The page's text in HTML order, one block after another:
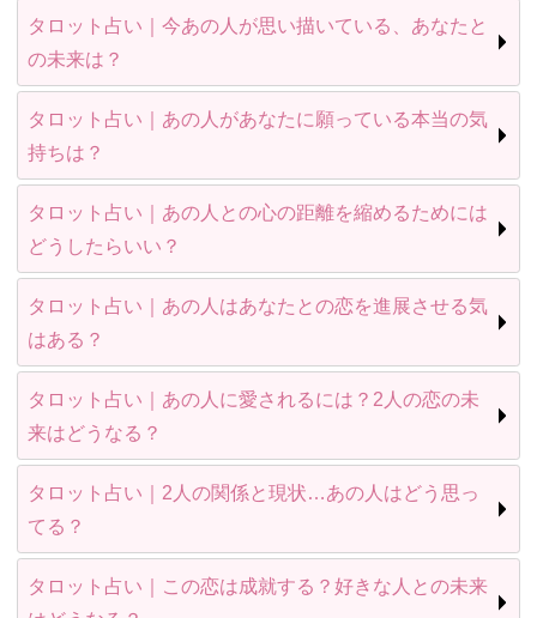
タロット占い｜今あの人が思い描いている、あなたと
の未来は？
タロット占い｜あの人があなたに願っている本当の気
持ちは？
タロット占い｜あの人との心の距離を縮めるためには
どうしたらいい？
タロット占い｜あの人はあなたとの恋を進展させる気
はある？
タロット占い｜あの人に愛されるには？2人の恋の未
来はどうなる？
タロット占い｜2人の関係と現状…あの人はどう思っ
てる？
タロット占い｜この恋は成就する？好きな人との未来